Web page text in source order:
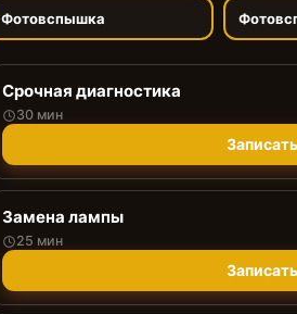
Фотовспышка
Срочная диагностика
30 мин
Замена лампы
25 мин